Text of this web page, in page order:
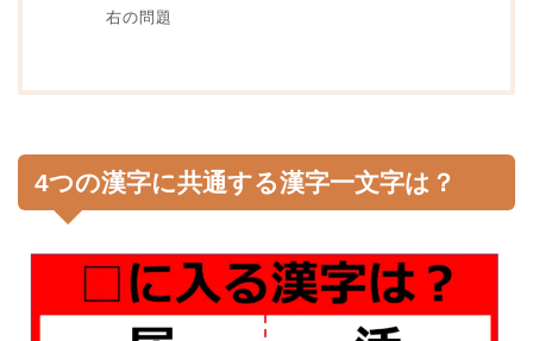
右の問題
4つの漢字に共通する漢字一文字は？